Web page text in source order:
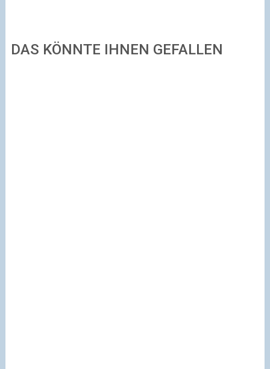
DAS KÖNNTE IHNEN GEFALLEN